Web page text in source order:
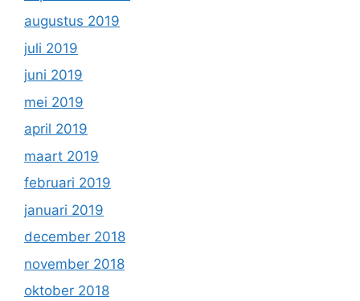
augustus 2019
juli 2019
juni 2019
mei 2019
april 2019
maart 2019
februari 2019
januari 2019
december 2018
november 2018
oktober 2018